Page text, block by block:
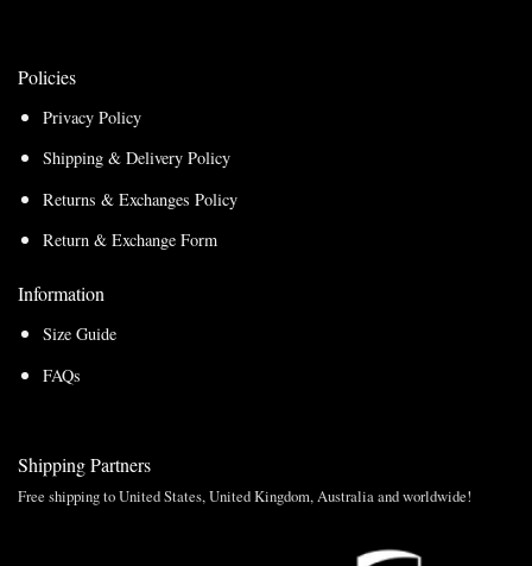
Policies
Privacy Policy
Shipping & Delivery Policy
Returns & Exchanges Policy
Return & Exchange Form
Information
Size Guide
FAQs
Shipping Partners
Free shipping to United States, United Kingdom, Australia and worldwide!